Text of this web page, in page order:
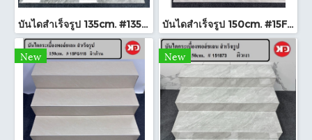
บันไดสำเร็จรูป 135cm. #135816 ผิวเงา บันไดสำเร็จรูป 150cm. #15FG111 ผิวด้าน
New New